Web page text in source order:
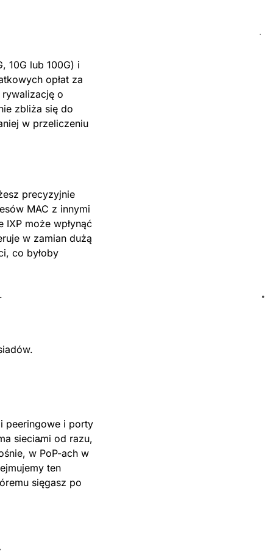
10G lub 100G) i
opłat za
rywalizację o
zbliża się do
w przeliczeniu
precyzyjnie
MAC z innymi
IXP może wpłynąć
w zamian dużą
co byłoby
peeringowe i porty
sieciami od razu,
w PoP-ach w
ten
sięgasz po